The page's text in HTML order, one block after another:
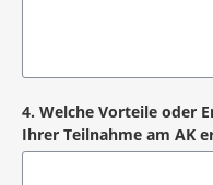
4. Welche Vorteile oder
Ihrer Teilnahme am AK